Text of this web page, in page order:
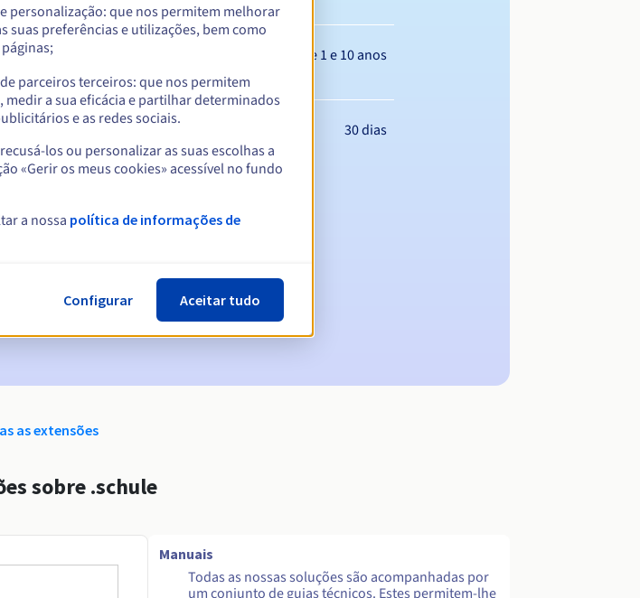
Entre 1 e 10 anos
30 dias
a eliminação do nome de domínio
as extensões
sobre .schule
Manuais
Todas as nossas soluções são acompanhadas por
um conjunto de guias técnicos. Estes permitem-lhe
personalização: que nos permitem melhorar
suas preferências e utilizações, bem como
parceiros terceiros: que nos permitem
a sua eficácia e partilhar determinados
e as redes sociais.
los ou personalizar as suas escolhas a
«Gerir os meus cookies» acessível no fundo
a nossa política de informações de
Configurar Aceitar tudo